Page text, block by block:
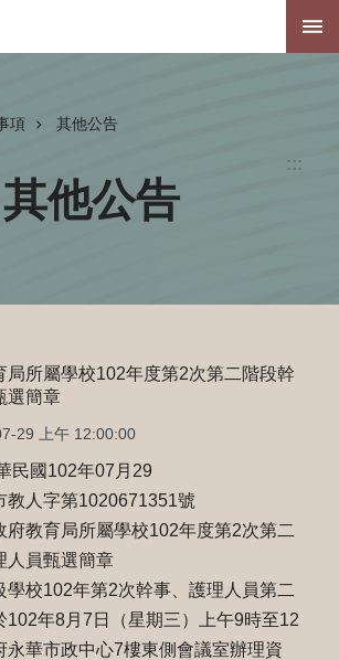
:::
項 其他公告
其他公告
局所屬學校102年度第2次第二階段幹
選簡章
29 上午 12:00:00
民國102年07月29
教人字第1020671351號
府教育局所屬學校102年度第2次第二
人員甄選簡章
學校102年第2次幹事、護理人員第二
102年8月7日（星期三）上午9時至12
永華市政中心7樓東側會議室辦理資